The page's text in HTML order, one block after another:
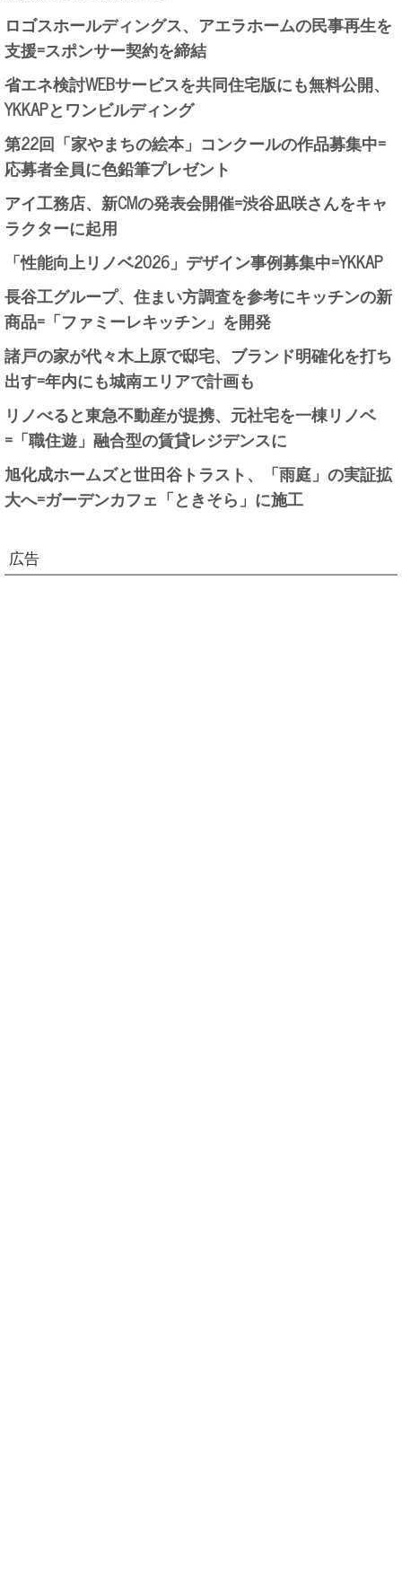
ロゴスホールディングス、アエラホームの民事再生を
支援=スポンサー契約を締結
省エネ検討WEBサービスを共同住宅版にも無料公開、
YKKAPとワンビルディング
第22回「家やまちの絵本」コンクールの作品募集中=
応募者全員に色鉛筆プレゼント
アイ工務店、新CMの発表会開催=渋谷凪咲さんをキャ
ラクターに起用
「性能向上リノベ2026」デザイン事例募集中=YKKAP
長谷工グループ、住まい方調査を参考にキッチンの新
商品=「ファミーレキッチン」を開発
諸戸の家が代々木上原で邸宅、ブランド明確化を打ち
出す=年内にも城南エリアで計画も
リノべると東急不動産が提携、元社宅を一棟リノベ
=「職住遊」融合型の賃貸レジデンスに
旭化成ホームズと世田谷トラスト、「雨庭」の実証拡
大へ=ガーデンカフェ「ときそら」に施工
広告